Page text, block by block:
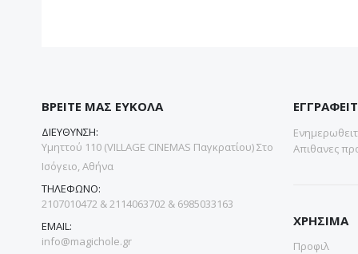
ΒΡΕΙΤΕ ΜΑΣ ΕΥΚΟΛΑ
ΔΙΕΥΘΥΝΣΗ:
Υμηττού 110 (VILLAGE CINEMAS Παγκρατίου) Στο
Ισόγειο, Αθήνα
ΤΗΛΕΦΩΝΟ:
2107010472 & 2114063702 & 6985033163
EMAIL:
info@magichole.gr
Απιθανες
ΧΡΗΣΙΜΑ
Προφιλ